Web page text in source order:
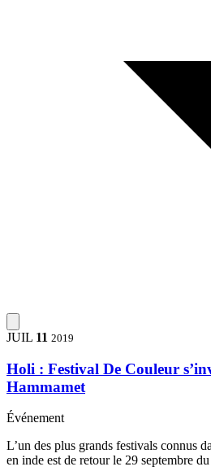
JUIL 11 2019
Holi : Festival De Couleur
Hammamet
Événement
L’un des plus grands festivals connus
en inde est de retour le 29 septembre